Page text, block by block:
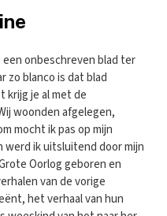
een onbeschreven blad ter
zo blanco is dat blad
je al met de
woonden afgelegen,
mocht ik pas op mijn
werd ik uitsluitend door mijn
Oorlog geboren en
van de vorige
het verhaal van hun